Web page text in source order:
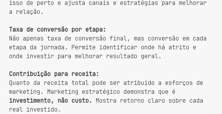
isso de perto e ajusta canais e estratégias para melhorar
a relação.
Taxa de conversão por etapa:
Não apenas taxa de conversão final, mas conversão em cada
etapa da jornada. Permite identificar onde há atrito e
onde investir para melhorar resultado geral.
Contribuição para receita:
Quanto da receita total pode ser atribuído a esforços de
marketing. Marketing estratégico demonstra que é
investimento, não custo.
Mostra retorno claro sobre cada
real investido.